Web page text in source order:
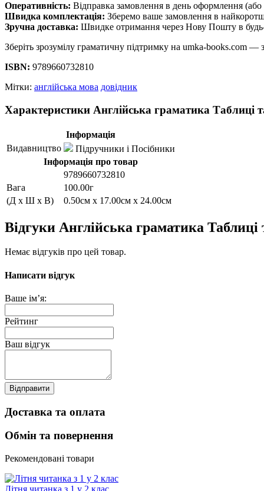
Оперативність: Відправка замовлення в день оформлення
Швидка комплектація: Зберемо ваше замовлення в
Зручна доставка: Швидке отримання через Нову Пошту в
Зберіть зрозумілу граматичну підтримку на umka-books.com —
ISBN: 9789660732810
Мітки: англійська мова довідник
Характеристики Англійська граматика Таблиці
Інформація
Видавництво
Підручники і Посібники
Інформація про товар
9789660732810
Вага
100.00г
(Д x Ш x В)
0.50см x 17.00см x 24.00см
Відгуки Англійська граматика
Немає відгуків про цей товар.
Написати відгук
Ваше ім’я:
Рейтинг
Ваш відгук
Відправити
Доставка та оплата
Обмін та повернення
Рекомендовані товари